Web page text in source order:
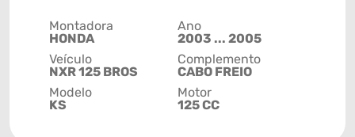
Montadora
HONDA
Veículo
NXR 125 BROS
Modelo
KS
Ano
2003 ... 2005
Complemento
CABO FREIO
Motor
125 CC